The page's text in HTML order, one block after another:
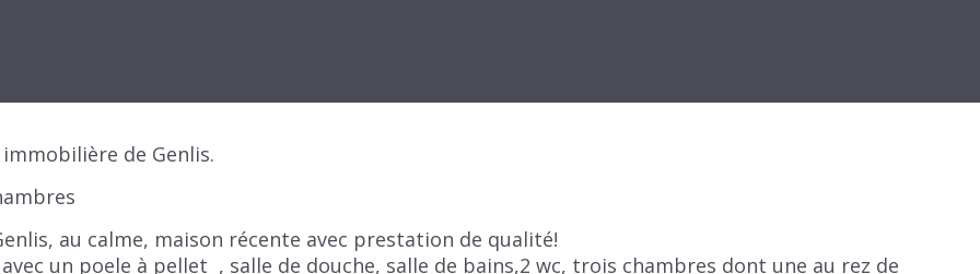
de Genlis.
au calme, maison récente avec prestation de qualité!
un poele à pellet , salle de douche, salle de bains,2 wc, trois chambres dont une au rez de